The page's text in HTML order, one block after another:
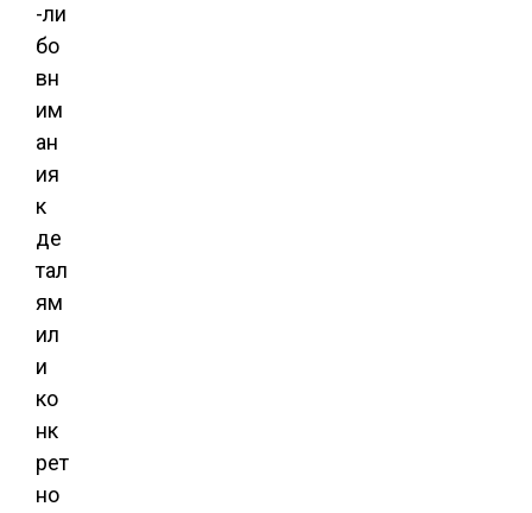
-ли
бо
вн
им
ан
ия
к
де
тал
ям
ил
и
ко
нк
рет
но